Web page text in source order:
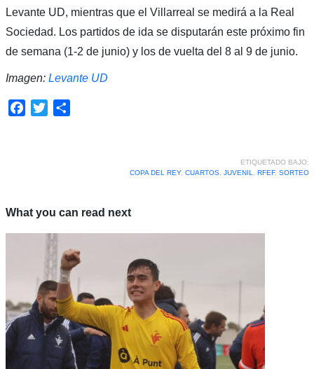
Levante UD, mientras que el Villarreal se medirá a la Real
Sociedad. Los partidos de ida se disputarán este próximo fin
de semana (1-2 de junio) y los de vuelta del 8 al 9 de junio.
Imagen: Levante UD
Facebook
Twitter
ETIQUETADO BAJO:
COPA DEL REY, CUARTOS, JUVENIL RFEF, SORTEO
What you can read next